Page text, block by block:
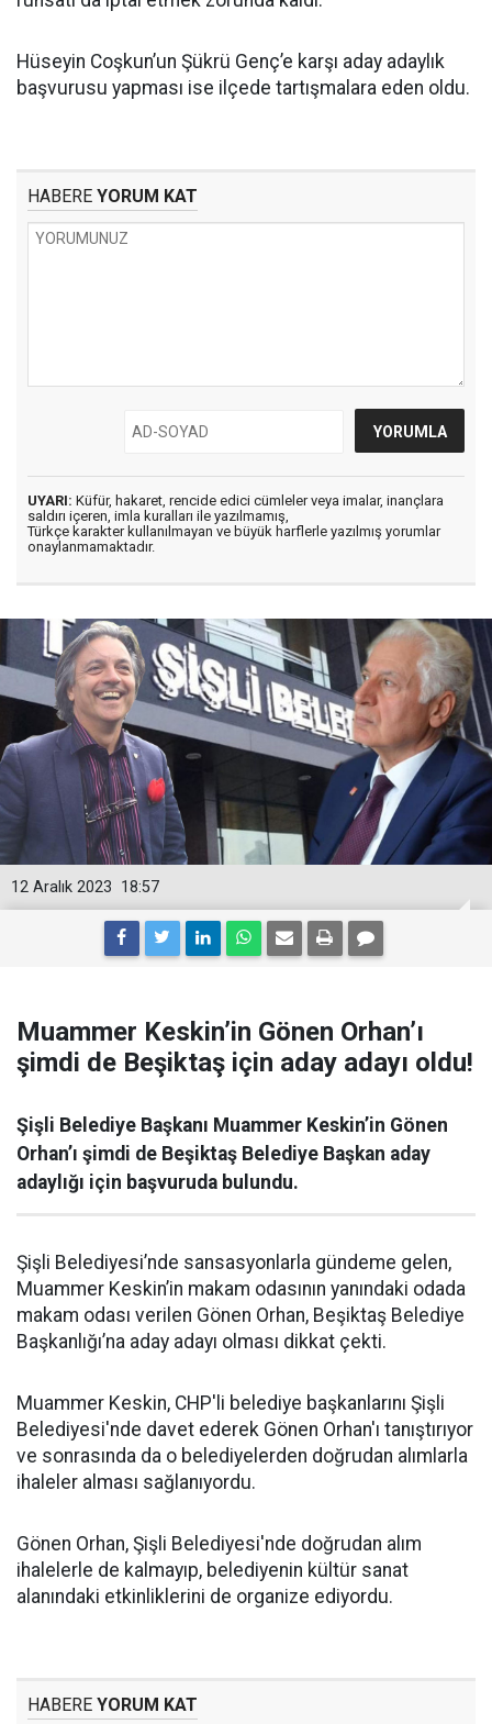
Hüseyin Coşkun’un Şükrü Genç’e karşı aday adaylık
başvurusu yapması ise ilçede tartışmalara eden oldu.
HABERE YORUM KAT
UYARI: Küfür, hakaret, rencide edici cümleler veya imalar, inançlara
saldırı içeren, imla kuralları ile yazılmamış,
Türkçe karakter kullanılmayan ve büyük harflerle yazılmış yorumlar
onaylanmamaktadır.
18:57
12 Aralık 2023
Muammer Keskin’in Gönen Orhan’ı
şimdi de Beşiktaş için aday adayı oldu!
Şişli Belediye Başkanı Muammer Keskin’in Gönen
Orhan’ı şimdi de Beşiktaş Belediye Başkan aday
adaylığı için başvuruda bulundu.
Şişli Belediyesi’nde sansasyonlarla gündeme gelen,
Muammer Keskin’in makam odasının yanındaki odada
makam odası verilen Gönen Orhan, Beşiktaş Belediye
Başkanlığı’na aday adayı olması dikkat çekti.
Muammer Keskin, CHP'li belediye başkanlarını Şişli
Belediyesi'nde davet ederek Gönen Orhan'ı tanıştırıyor
ve sonrasında da o belediyelerden doğrudan alımlarla
ihaleler alması sağlanıyordu.
Gönen Orhan, Şişli Belediyesi'nde doğrudan alım
ihalelerle de kalmayıp, belediyenin kültür sanat
alanındaki etkinliklerini de organize ediyordu.
HABERE YORUM KAT